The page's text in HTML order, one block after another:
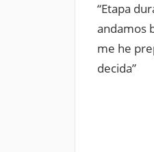
“Etapa
andamos
me he
decida”